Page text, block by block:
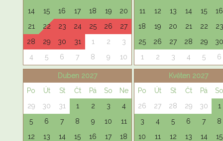
14
15 16 17 18 19
20
21
22 23 24 25 26
27
28
29 30 31 1 2
3
4
5 6 7 8 9 10
11
12 13 14 15
16
18
19 20 21 22
23
25
26 27 28 29
30
1
2 3 4 5 6
Duben 2027
Po
Út St Čt Pá So
Ne
29
30 31 1 2 3
4
5
6 7 8 9 10
11
12
13 14 15 16 17
18
Květen 2027
Po
Út St Čt Pá
So
26
27 28 29 30
1
3
4 5 6 7
8
10
11 12 13 14
15